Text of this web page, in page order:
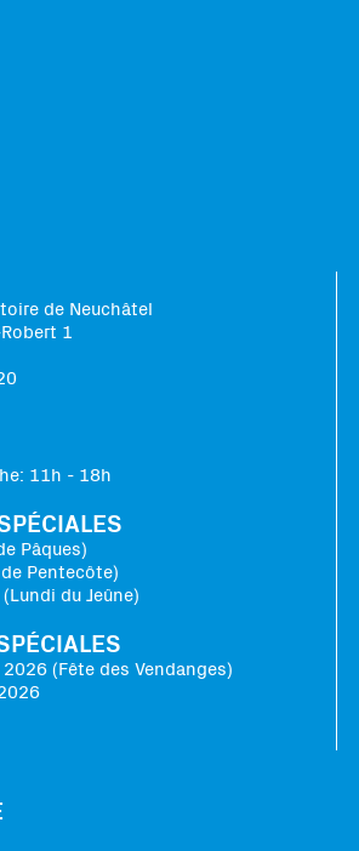
de Neuchâtel
1
11h - 18h
Pâques)
Pentecôte)
du Jeûne)
(Fête des Vendanges)